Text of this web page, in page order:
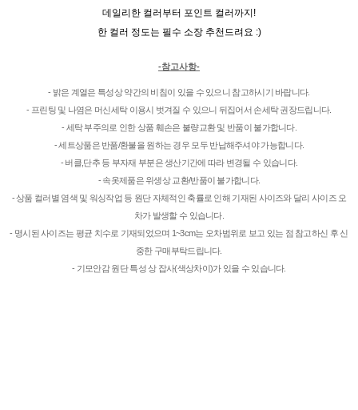
데일리한 컬러부터 포인트 컬러까지!
한 컬러 정도는 필수 소장 추천드려요 :)
-참고사항-
- 밝은 계열은 특성상 약간의 비침이 있을 수 있으니 참고하시기 바랍니다.
- 프린팅 및 나염은 머신세탁 이용시 벗겨질 수 있으니 뒤집어서 손세탁 권장드립니다.
- 세탁 부주의로 인한 상품 훼손은 불량교환 및 반품이 불가합니다.
- 세트상품은 반품/환불을 원하는 경우 모두 반납해주셔야 가능합니다.
- 버클,단추 등 부자재 부분은 생산기간에 따라 변경될 수 있습니다.
- 속옷제품은 위생상 교환/반품이 불가합니다.
- 상품 컬러별 염색 및 워싱작업 등 원단 자체적인 축률로 인해 기재된 사이즈와 달리 사이즈 오
차가 발생할 수 있습니다.
- 명시된 사이즈는 평균 치수로 기재되었으며 1~3cm는 오차범위로 보고 있는 점 참고하신 후 신
중한 구매부탁드립니다.
- 기모안감 원단 특성 상 잡사(색상차이)가 있을 수 있습니다.